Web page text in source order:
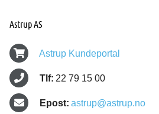
Astrup AS
Astrup Kundeportal
Tlf: 22 79 15 00
Epost: astrup@astrup.no